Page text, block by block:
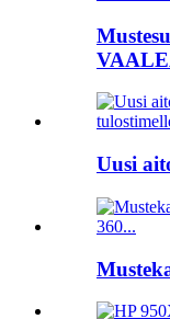
Uusi